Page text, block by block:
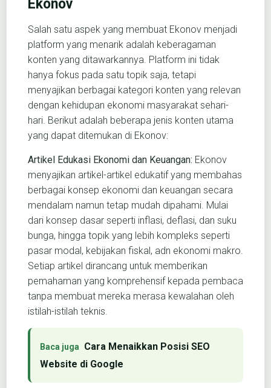
Ekonov
Salah satu aspek yang membuat Ekonov menjadi
platform yang menarik adalah keberagaman
konten yang ditawarkannya. Platform ini tidak
hanya fokus pada satu topik saja, tetapi
menyajikan berbagai kategori konten yang relevan
dengan kehidupan ekonomi masyarakat sehari-
hari. Berikut adalah beberapa jenis konten utama
yang dapat ditemukan di Ekonov:
Artikel Edukasi Ekonomi dan Keuangan: Ekonov
menyajikan artikel-artikel edukatif yang membahas
berbagai konsep ekonomi dan keuangan secara
mendalam namun tetap mudah dipahami. Mulai
dari konsep dasar seperti inflasi, deflasi, dan suku
bunga, hingga topik yang lebih kompleks seperti
pasar modal, kebijakan fiskal, adn ekonomi makro.
Setiap artikel dirancang untuk memberikan
pemahaman yang komprehensif kepada pembaca
tanpa membuat mereka merasa kewalahan oleh
istilah-istilah teknis.
Cara Menaikkan Posisi SEO
Website di Google